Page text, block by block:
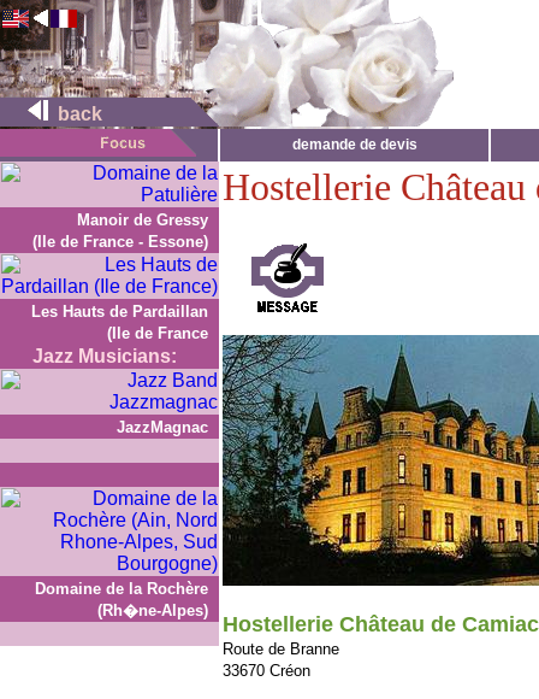
back
demande de devis
Manoir de Gressy
(Ile de France - Essone)
Les Hauts de Pardaillan
(Ile de France
Jazz Musicians:
JazzMagnac
Domaine de la Rochère
(Rh�ne-Alpes)
Hostellerie Château
Hostellerie Château de Camiac
Route de Branne
33670 Créon